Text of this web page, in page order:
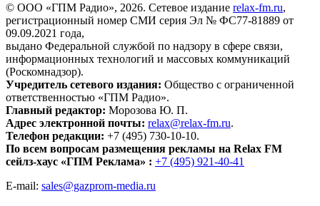
© ООО «ГПМ Радио», 2026. Сетевое издание relax-fm.ru,
регистрационный номер СМИ серия Эл № ФС77-81889 от
09.09.2021 года,
выдано Федеральной службой по надзору в сфере связи,
информационных технологий и массовых коммуникаций
(Роскомнадзор).
Учредитель сетевого издания: Общество с ограниченной
ответственностью «ГПМ Радио».
Главный редактор: Морозова Ю. П.
Адрес электронной почты: relax@relax-fm.ru.
Телефон редакции: +7 (495) 730-10-10.
По всем вопросам размещения рекламы на Relax FM
сейлз-хаус «ГПМ Реклама» : +7 (495) 921-40-41
E-mail: sales@gazprom-media.ru